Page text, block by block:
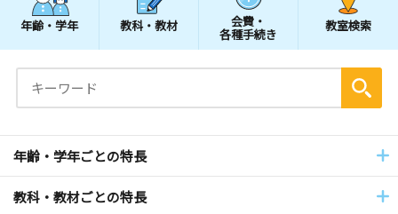
年齢・学年 教科・教材 会費・
各種手続き
教室検索
年齢・学年ごとの特長
教科・教材ごとの特長